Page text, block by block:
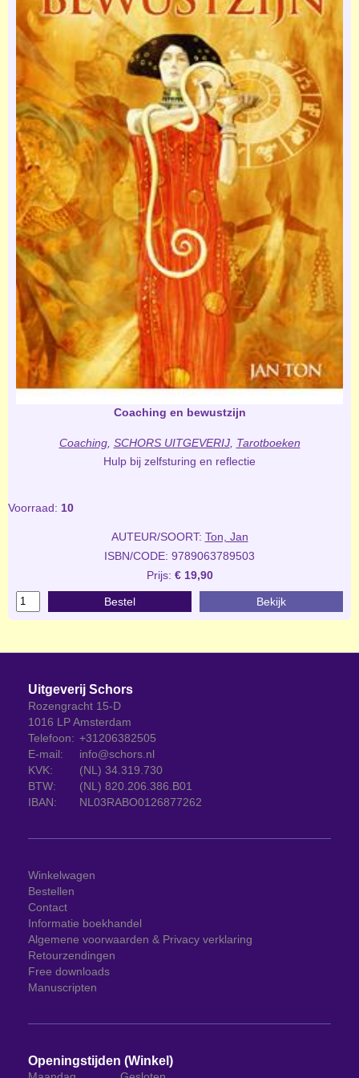
Coaching en bewustzijn
Coaching, SCHORS UITGEVERIJ, Tarotboeken
Hulp bij zelfsturing en reflectie
Voorraad: 10
AUTEUR/SOORT: Ton, Jan
ISBN/CODE: 9789063789503
Prijs: € 19,90
Bestel Bekijk
Uitgeverij Schors
Rozengracht 15-D
1016 LP Amsterdam
Telefoon: +31206382505
E-mail:
info@schors.nl
KVK:
(NL) 34.319.730
BTW:
(NL) 820.206.386.B01
IBAN:
NL03RABO0126877262
Winkelwagen
Bestellen
Contact
Informatie boekhandel
Algemene voorwaarden & Privacy verklaring
Retourzendingen
Free downloads
Manuscripten
Openingstijden (Winkel)